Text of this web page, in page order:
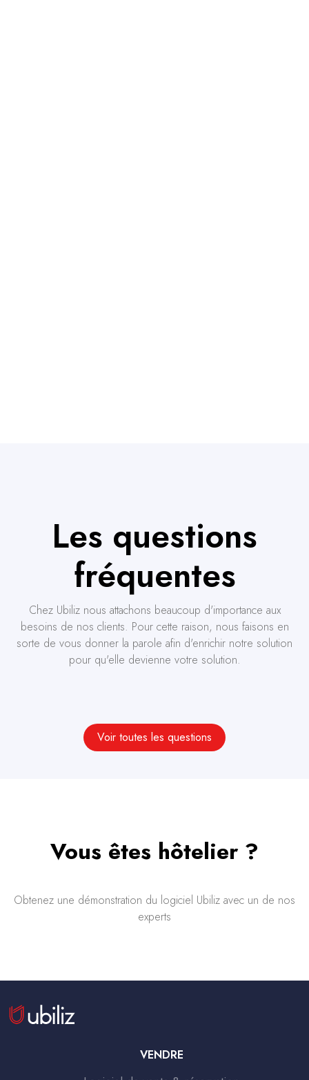
Les questions
fréquentes
Chez Ubiliz nous attachons beaucoup d'importance aux
besoins de nos clients. Pour cette raison, nous faisons en
sorte de vous donner la parole afin d'enrichir notre solution
pour qu'elle devienne votre solution.
Voir toutes les questions
Vous êtes hôtelier ?
Obtenez une démonstration du logiciel Ubiliz avec un de nos
experts
VENDRE